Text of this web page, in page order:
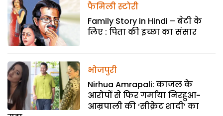
फैमिली स्टोरी
Family Story in Hindi – बेटी के
लिए : पिता की इच्छा का संसार
भोजपुरी
Nirhua Amrapali: काजल के
आरोपों से फिर गर्माया निरहुआ-
आम्रपाली की ‘सीक्रेट शादी’ का